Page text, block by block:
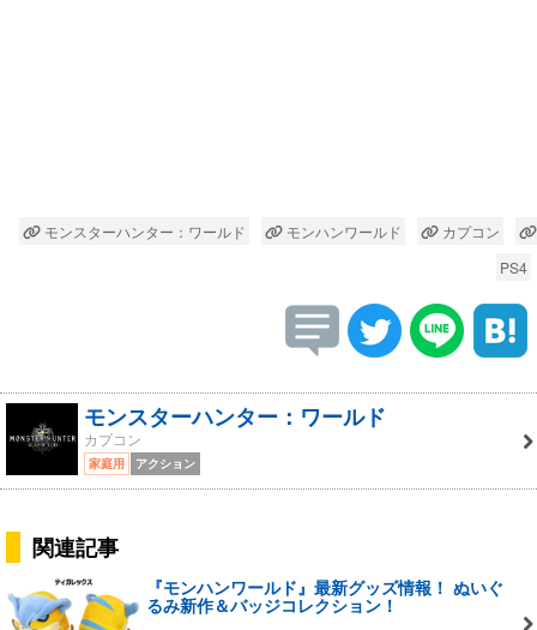
モンスターハンター：ワールド モンハンワールド
カプコン
PS4
モンスターハンター：ワールド
カプコン
家庭用 アクション
関連記事
『モンハンワールド』最新グッズ情報！ ぬいぐ
るみ新作＆バッジコレクション！